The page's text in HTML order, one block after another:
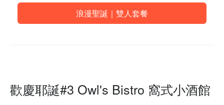
浪漫聖誕｜雙人套餐
歡慶耶誕#3 Owl's Bistro 窩式小酒館